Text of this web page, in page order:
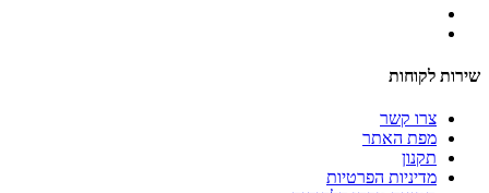
שירות לקוחות
צרו קשר
מפת האתר
תקנון
מדיניות הפרטיות